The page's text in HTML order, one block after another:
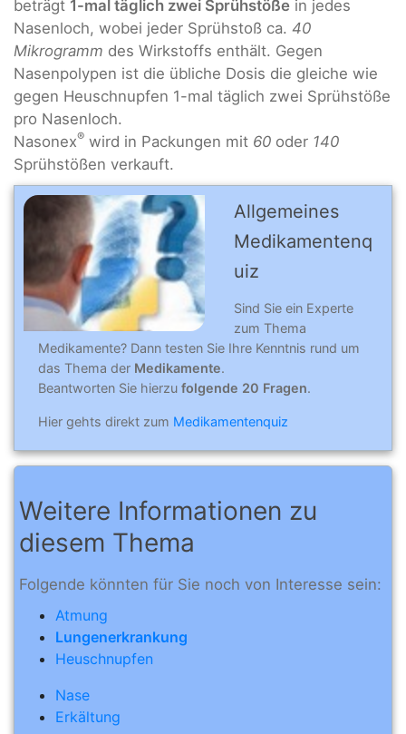
beträgt 1-mal täglich zwei Sprühstöße in jedes
Nasenloch, wobei jeder Sprühstoß ca. 40
Mikrogramm des Wirkstoffs enthält. Gegen
Nasenpolypen ist die übliche Dosis die gleiche wie
gegen Heuschnupfen 1-mal täglich zwei Sprühstöße
pro Nasenloch.
Nasonex® wird in Packungen mit 60 oder 140
Sprühstößen verkauft.
Allgemeines
Medikamentenq
uiz
Sind Sie ein Experte
zum Thema
Medikamente? Dann testen Sie Ihre Kenntnis rund um
das Thema der Medikamente.
Beantworten Sie hierzu folgende 20 Fragen.
Hier gehts direkt zum Medikamentenquiz
Weitere Informationen zu
diesem Thema
Folgende könnten für Sie noch von Interesse sein:
Atmung
Lungenerkrankung
Heuschnupfen
Nase
Erkältung